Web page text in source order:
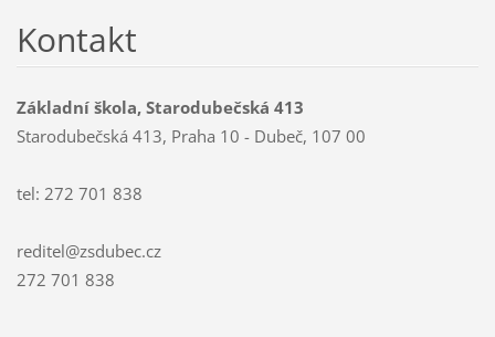
Kontakt
Základní škola, Starodubečská 413
Starodubečská 413, Praha 10 - Dubeč, 107 00
tel: 272 701 838
reditel@zsdubec.cz
272 701 838